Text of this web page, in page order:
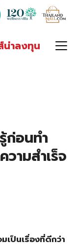
น่าลงทุน
ก่อนทำ
วามสำเร็จ
เป็นเรื่องที่ดีกว่า